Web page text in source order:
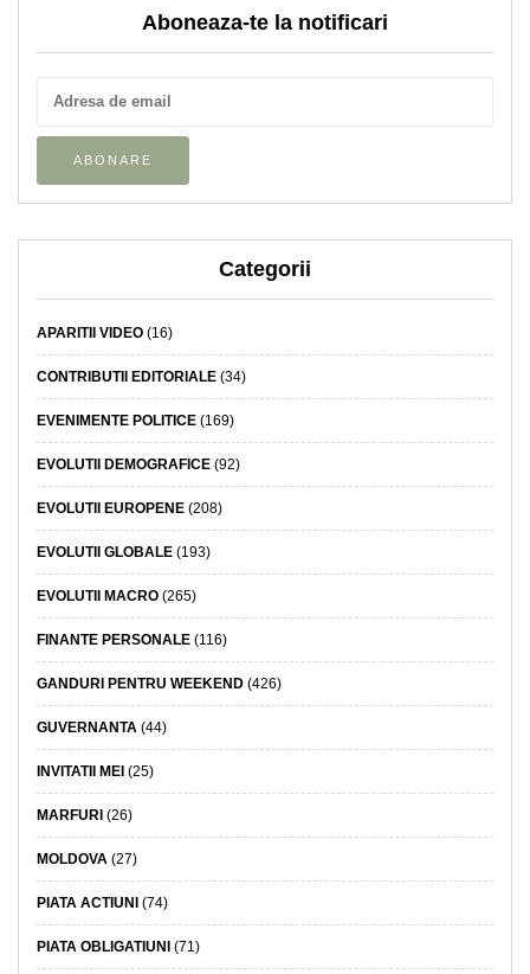
Aboneaza-te la notificari
Categorii
APARITII VIDEO (16)
CONTRIBUTII EDITORIALE (34)
EVENIMENTE POLITICE (169)
EVOLUTII DEMOGRAFICE (92)
EVOLUTII EUROPENE (208)
EVOLUTII GLOBALE (193)
EVOLUTII MACRO (265)
FINANTE PERSONALE (116)
GANDURI PENTRU WEEKEND (426)
GUVERNANTA (44)
INVITATII MEI (25)
MARFURI (26)
MOLDOVA (27)
PIATA ACTIUNI (74)
PIATA OBLIGATIUNI (71)